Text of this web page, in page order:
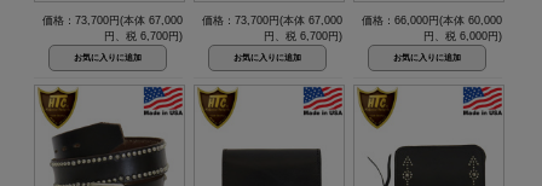
価格：73,700円(本体 67,000
円、税 6,700円)
価格：73,700円(本体 67,000
円、税 6,700円)
価格：66,000円(本体 60,000
円、税 6,000円)